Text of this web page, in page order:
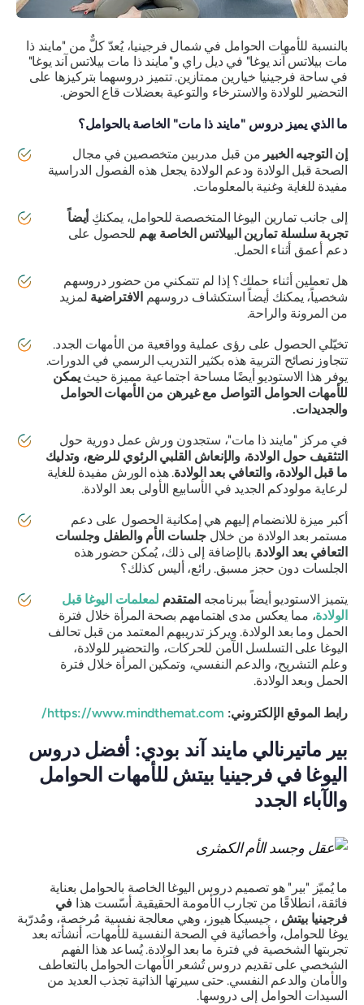
بالنسبة للأمهات الحوامل في شمال فرجينيا، يُعدّ كلٌّ من "مايند ذا
مات بيلاتس آند يوغا" في ديل راي و"مايند ذا مات بيلاتس آند يوغا"
في ساحة فرجينيا خيارين ممتازين. تتميز دروسهما بتركيزها على
التحضير للولادة والاسترخاء والتوعية بعضلات قاع الحوض.
ما الذي يميز دروس "مايند ذا مات" الخاصة بالحوامل؟
إن التوجيه الخبيرمن قبل مدربين متخصصين في مجال
الصحة قبل الولادة ودعم الولادة يجعل هذه الفصول الدراسية
مفيدة للغاية وغنية بالمعلومات.
إلى جانب تمارين اليوغا المتخصصة للحوامل، يمكنكِأيضاً
تجربة سلسلة تمارين البيلاتس الخاصة بهمللحصول على
دعم أعمق أثناء الحمل.
هل تعملين أثناء حملك؟ إذا لم تتمكني من حضور دروسهم
شخصياً، يمكنك أيضاً استكشاف دروسهمالافتراضيةلمزيد
من المرونة والراحة.
تخيّلي الحصول على رؤى عملية وواقعية من الأمهات الجدد.
تتجاوز نصائح التربية هذه بكثير التدريب الرسمي في الدورات.
يوفر هذا الاستوديو أيضًا مساحة اجتماعية مميزة حيثيمكن
للأمهات الحوامل التواصل مع غيرهن من الأمهات الحوامل
والجديدات.
في مركز "مايند ذا مات"، ستجدون ورش عمل دورية حول
التثقيف حول الولادة، والإنعاش القلبي الرئوي للرضع، وتدليك
ما قبل الولادة، والتعافي بعد الولادة. هذه الورش مفيدة للغاية
لرعاية مولودكم الجديد في الأسابيع الأولى بعد الولادة.
أكبر ميزة للانضمام إليهم هي إمكانية الحصول على دعم
مستمر بعد الولادة من خلال جلسات الأم والطفل وجلسات
التعافي بعد الولادة. بالإضافة إلى ذلك، يُمكن حضور هذه
الجلسات دون حجز مسبق. رائع، أليس كذلك؟
يتميز الاستوديو أيضاً ببرنامجهالمتقدملمعلمات اليوغا قبل
الولادة، مما يعكس مدى اهتمامهم بصحة المرأة خلال فترة
الحمل وما بعد الولادة. ويركز تدريبهم المعتمد من قبل تحالف
اليوغا على التسلسل الآمن للحركات، والتحضير للولادة،
وعلم التشريح، والدعم النفسي، وتمكين المرأة خلال فترة
الحمل وبعد الولادة.
رابط الموقع الإلكتروني:https://www.mindthemat.com/
بير ماتيرنالي مايند آند بودي: أفضل دروس
اليوغا في فرجينيا بيتش للأمهات الحوامل
والآباء الجدد
ما يُميّز "بير" هو تصميم دروس اليوغا الخاصة بالحوامل بعناية
فائقة، انطلاقًا من تجارب الأمومة الحقيقية. أسّست هذافي
فرجينيا بيتش، جيسيكا هيوز، وهي معالجة نفسية مُرخصة، ومُدرّبة
يوغا للحوامل، وأخصائية في الصحة النفسية للأمهات، أنشأته بعد
تجربتها الشخصية في فترة ما بعد الولادة. يُساعد هذا الفهم
الشخصي على تقديم دروس تُشعر الأمهات الحوامل بالتعاطف
والأمان والدعم النفسي. حتى سيرتها الذاتية تجذب العديد من
السيدات الحوامل إلى دروسها.